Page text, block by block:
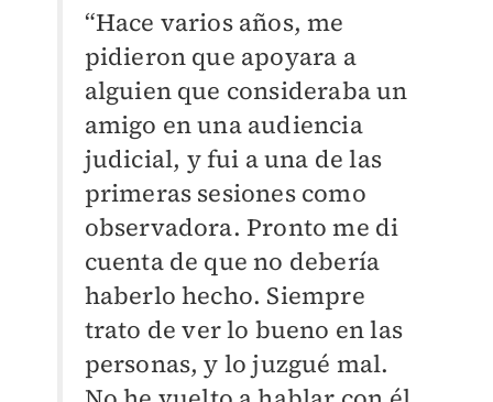
“Hace varios años, me
pidieron que apoyara a
alguien que consideraba un
amigo en una audiencia
judicial, y fui a una de las
primeras sesiones como
observadora. Pronto me di
cuenta de que no debería
haberlo hecho. Siempre
trato de ver lo bueno en las
personas, y lo juzgué mal.